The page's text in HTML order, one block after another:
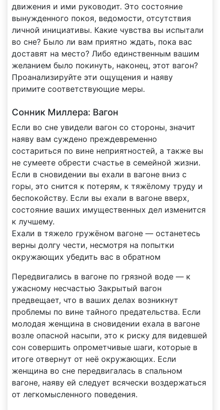
движения и ими руководит. Это состояние
вынужденного покоя, ведомости, отсутствия
личной инициативы. Какие чувства вы испытали
во сне? Было ли вам приятно ждать, пока вас
доставят на место? Либо единственным вашим
желанием было покинуть, наконец, этот вагон?
Проанализируйте эти ощущения и наяву
примите соответствующие меры.
Сонник Миллера: Вагон
Если во сне увидели вагон со стороны, значит
наяву вам суждено преждевременно
состариться по вине неприятностей, а также вы
не сумеете обрести счастье в семейной жизни.
Если в сновидении вы ехали в вагоне вниз с
горы, это снится к потерям, к тяжёлому труду и
беспокойству. Если вы ехали в вагоне вверх,
состояние ваших имущественных дел изменится
к лучшему.
Ехали в тяжело гружёном вагоне — останетесь
верны долгу чести, несмотря на попытки
окружающих убедить вас в обратном
Передвигались в вагоне по грязной воде — к
ужасному несчастью Закрытый вагон
предвещает, что в ваших делах возникнут
проблемы по вине тайного предательства. Если
молодая женщина в сновидении ехала в вагоне
возле опасной насыпи, это к риску для видевшей
сон совершить опрометчивые шаги, которые в
итоге отвернут от неё окружающих. Если
женщина во сне передвигалась в спальном
вагоне, наяву ей следует всячески воздержаться
от легкомысленного поведения.